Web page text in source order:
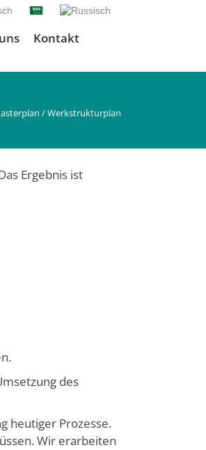
Kontakt
/ Werkstrukturplan
Ergebnis ist
des
heutiger Prozesse.
Wir erarbeiten